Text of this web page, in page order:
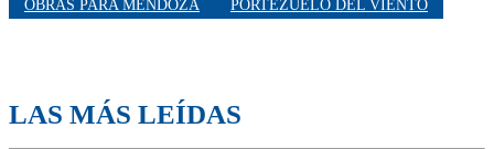
OBRAS PARA MENDOZA
PORTEZUELO DEL VIENTO
LAS MÁS LEÍDAS